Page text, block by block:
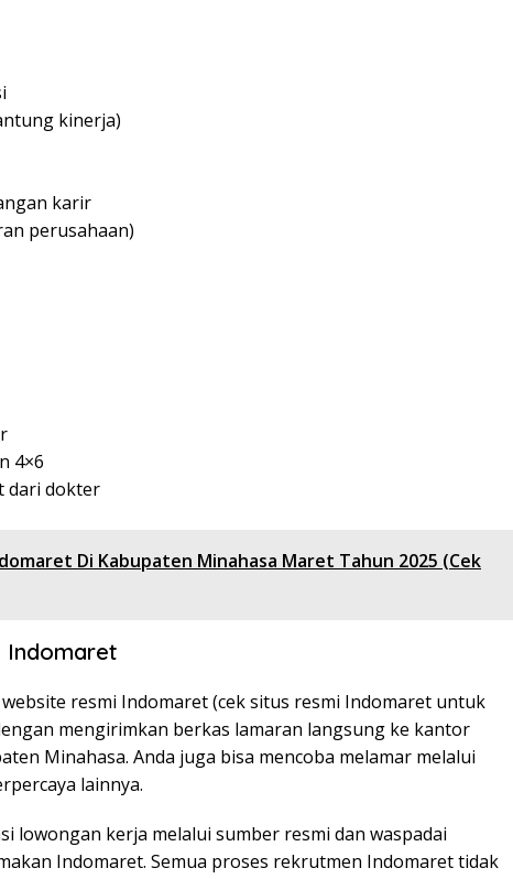
kinerja)
karir
perusahaan)
4×6
dari dokter
Di Kabupaten Minahasa Maret Tahun 2025 (Cek
Indomaret
resmi Indomaret (cek situs resmi Indomaret untuk
mengirimkan berkas lamaran langsung ke kantor
Minahasa. Anda juga bisa mencoba melamar melalui
lainnya.
lowongan kerja melalui sumber resmi dan waspadai
Indomaret. Semua proses rekrutmen Indomaret tidak